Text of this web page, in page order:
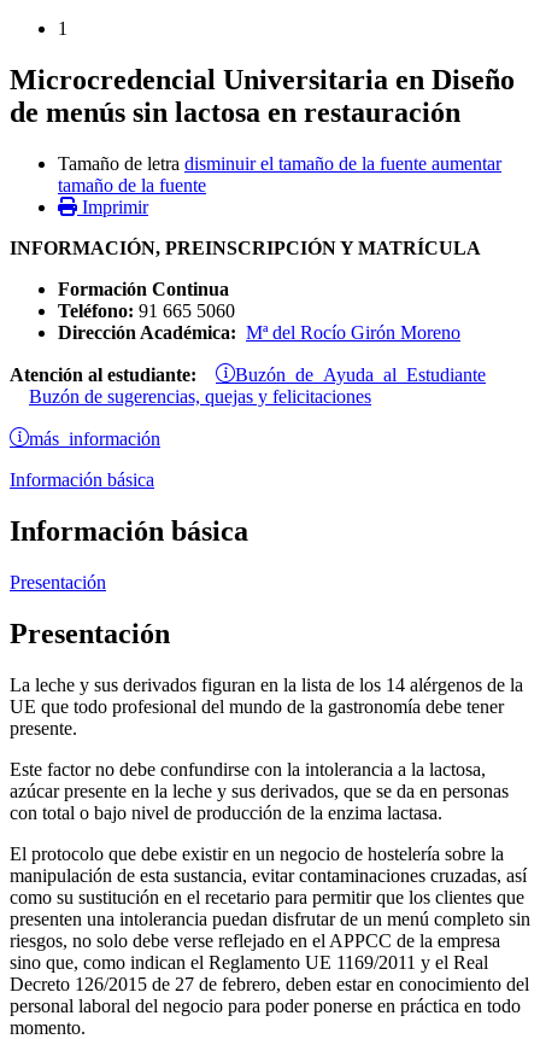
1
Microcredencial Universitaria en Diseño
de menús sin lactosa en restauración
Tamaño de letra disminuir el tamaño de la fuente aumentar
tamaño de la fuente
Imprimir
INFORMACIÓN, PREINSCRIPCIÓN Y MATRÍCULA
Formación Continua
Teléfono: 91 665 5060
Dirección Académica: Mª del Rocío Girón Moreno
Atención al estudiante: Buzón de Ayuda al Estudiante
Buzón de sugerencias, quejas y felicitaciones
más información
Información básica
Información básica
Presentación
Presentación
La leche y sus derivados figuran en la lista de los 14 alérgenos de la
UE que todo profesional del mundo de la gastronomía debe tener
presente.
Este factor no debe confundirse con la intolerancia a la lactosa,
azúcar presente en la leche y sus derivados, que se da en personas
con total o bajo nivel de producción de la enzima lactasa.
El protocolo que debe existir en un negocio de hostelería sobre la
manipulación de esta sustancia, evitar contaminaciones cruzadas, así
como su sustitución en el recetario para permitir que los clientes que
presenten una intolerancia puedan disfrutar de un menú completo sin
riesgos, no solo debe verse reflejado en el APPCC de la empresa
sino que, como indican el Reglamento UE 1169/2011 y el Real
Decreto 126/2015 de 27 de febrero, deben estar en conocimiento del
personal laboral del negocio para poder ponerse en práctica en todo
momento.